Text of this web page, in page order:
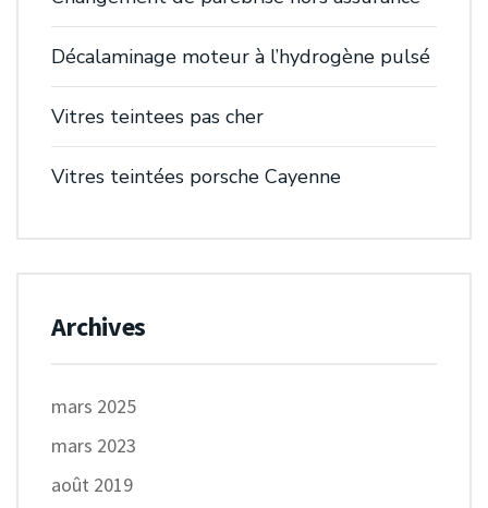
Décalaminage moteur à l’hydrogène pulsé
Vitres teintees pas cher
Vitres teintées porsche Cayenne
Archives
mars 2025
mars 2023
août 2019